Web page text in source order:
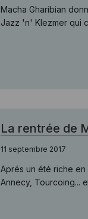
Macha Gharibian
Jazz 'n' Klezmer qui
La rentrée de
11 septembre 2017
Aprés un été riche en
Annecy, Tourcoing...